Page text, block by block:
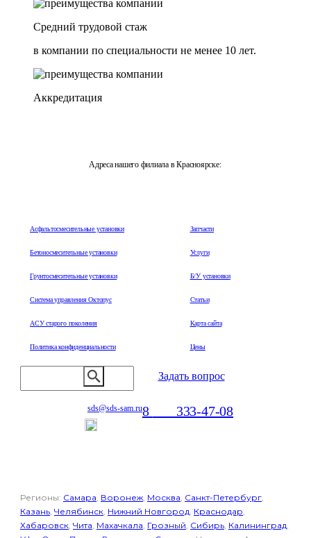
Средний трудовой стаж
в компании по специальности не менее 10 лет.
Аккредитация
Адреса нашего филиала в Красноярске:
Асфальтосмесительные установки
Бетоносмесительные установки
Грунтосмесительные установки
Система управления Октопус
АСУ старого поколения
Политика конфиденциальности
Запчасти
Услуги
Б/У установки
Статьи
Карта сайта
Цены
Задать вопрос
sds@sds-sam.ru8 333-47-08
Регионы: Самара, Воронеж, Москва, Санкт-Петербург,
Казань, Челябинск, Нижний Новгород, Краснодар,
Хабаровск, Чита, Махачкала, Грозный, Сибирь, Калининград,